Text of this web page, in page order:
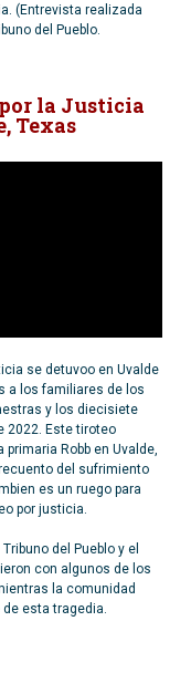
(Entrevista realizada
del Pueblo.
la Justicia
Texas
se detuvoo en Uvalde
a los familiares de los
y los diecisiete
2022. Este tiroteo
Robb en Uvalde,
del sufrimiento
es un ruego para
por justicia.
del Pueblo y el
con algunos de los
la comunidad
esta tragedia.